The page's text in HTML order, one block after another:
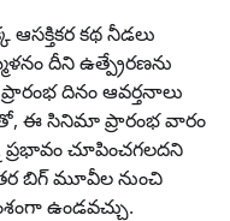
కథ నీడలు
దీని ఉత్ప్రేరణను
దినం ఆవర్తనాలు
ఈ సినిమా ప్రారంభ వారం
ప్రభావం చూపించగలదని
బిగ్ మూవీల నుంచి
ఉండవచ్చు.